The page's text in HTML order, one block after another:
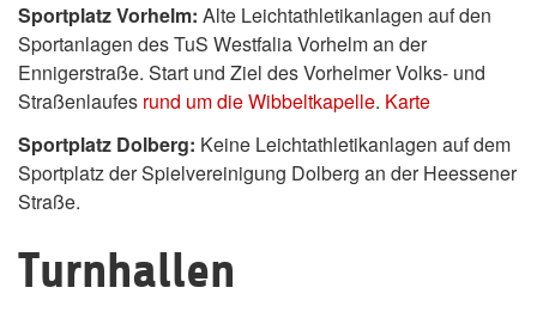
Sportplatz Vorhelm: Alte Leichtathletikanlagen auf den
Sportanlagen des TuS Westfalia Vorhelm an der
Ennigerstraße. Start und Ziel des Vorhelmer Volks- und
Straßenlaufes rund um die Wibbeltkapelle. Karte
Sportplatz Dolberg: Keine Leichtathletikanlagen auf dem
Sportplatz der Spielvereinigung Dolberg an der Heessener
Straße.
Turnhallen